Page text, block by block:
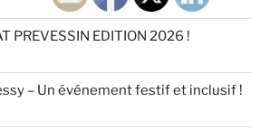
PREVESSIN EDITION 2026 !
– Un événement festif et inclusif !